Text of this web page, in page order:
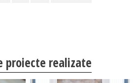
proiecte realizate